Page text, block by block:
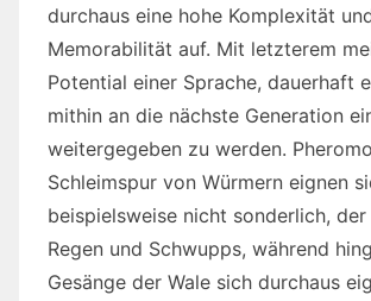
durchaus eine hohe Komplexität
Memorabilität auf. Mit letzterem
Potential einer Sprache, dauerhaft
mithin an die nächste Generation
weitergegeben zu werden.
Schleimspur von Würmern eignen
beispielsweise nicht sonderlich,
Regen und Schwupps, während
Gesänge der Wale sich durchaus